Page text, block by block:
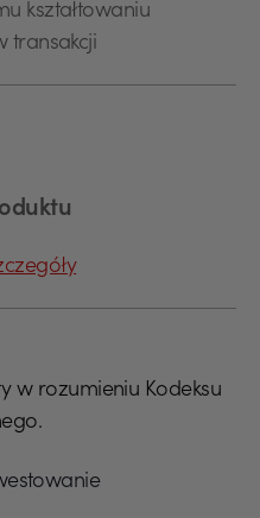
kształtowaniu
transakcji
w rozumieniu Kodeksu